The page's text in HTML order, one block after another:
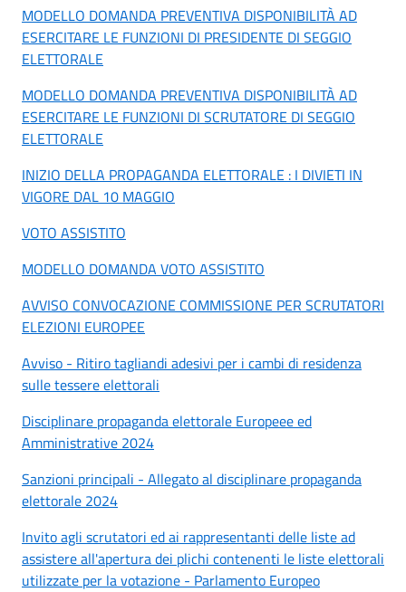
MODELLO DOMANDA PREVENTIVA DISPONIBILITÀ AD
ESERCITARE LE FUNZIONI DI PRESIDENTE DI SEGGIO
ELETTORALE
MODELLO DOMANDA PREVENTIVA DISPONIBILITÀ AD
ESERCITARE LE FUNZIONI DI SCRUTATORE DI SEGGIO
ELETTORALE
INIZIO DELLA PROPAGANDA ELETTORALE : I DIVIETI IN
VIGORE DAL 10 MAGGIO
VOTO ASSISTITO
MODELLO DOMANDA VOTO ASSISTITO
AVVISO CONVOCAZIONE COMMISSIONE PER SCRUTATORI
ELEZIONI EUROPEE
Avviso - Ritiro tagliandi adesivi per i cambi di residenza
sulle tessere elettorali
Disciplinare propaganda elettorale Europeee ed
Amministrative 2024
Sanzioni principali - Allegato al disciplinare propaganda
elettorale 2024
Invito agli scrutatori ed ai rappresentanti delle liste ad
assistere all'apertura dei plichi contenenti le liste elettorali
utilizzate per la votazione - Parlamento Europeo